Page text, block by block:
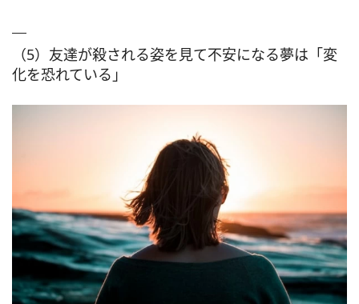
（5）友達が殺される姿を見て不安になる夢は「変
化を恐れている」